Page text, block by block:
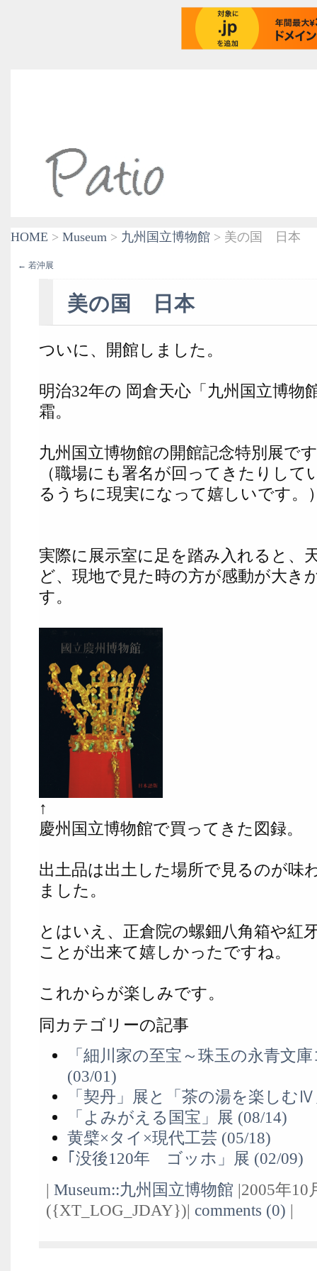
HOME > Museum> 九州国立博物館> 美の国 日本
← 若沖展
美の国 日本
ついに、開館しました。
明治32年の 岡倉天心「九州国立博物
霜。
九州国立博物館の開館記念特別展で
（職場にも署名が回ってきたりし
るうちに現実になって嬉しいです。
実際に展示室に足を踏み入れると、
ど、現地で見た時の方が感動が大き
す。
↑
慶州国立博物館で買ってきた図録。
出土品は出土した場所で見るのが味
ました。
とはいえ、正倉院の螺鈿八角箱や紅
ことが出来て嬉しかったですね。
これからが楽しみです。
同カテゴリーの記事
「細川家の至宝～珠玉の永青文
(03/01)
「契丹」展と「茶の湯を楽しむ
「よみがえる国宝」展 (08/14)
黄檗×タイ×現代工芸 (05/18)
｢没後120年 ゴッホ」展 (02/09)
| Museum::九州国立博物館 |2005年10
({XT_LOG_JDAY})| comments (0) |